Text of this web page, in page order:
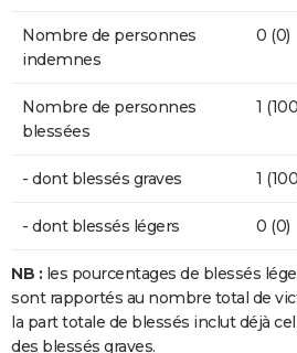
Nombre de personnes
indemnes
0 (0)
Nombre de personnes
blessées
1
- dont blessés graves 1
- dont blessés légers 0 (0)
NB : les pourcentages de blessés
sont rapportés au nombre total de
la part totale de blessés inclut déjà
des blessés graves.